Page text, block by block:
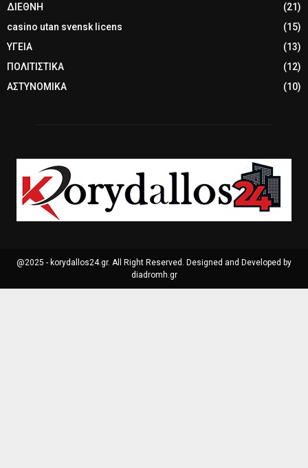
ΔΙΕΘΝΗ
(21)
casino utan svensk licens
(15)
ΥΓΕΙΑ
(13)
ΠΟΛΙΤΙΣΤΙΚΑ
(12)
ΑΣΤΥΝΟΜΙΚΑ
(10)
@2025 - korydallos24.gr. All Right Reserved. Designed and Developed by
diadromh.gr